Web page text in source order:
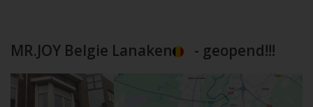
MR.JOY Belgie Lanaken - geopend!!!